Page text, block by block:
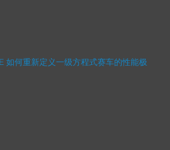
如何重新定义一级方程式赛车的性能极